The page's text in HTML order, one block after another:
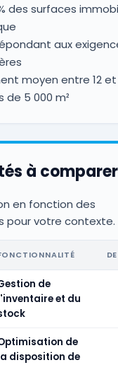
des surfaces
aux
moyen entre 12
de 5 000 m²
à comparer
en fonction des
pour votre contexte.
de
et du
de
disposition de